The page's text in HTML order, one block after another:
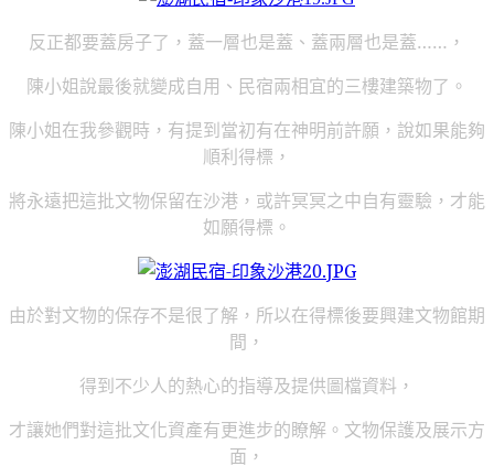
反正都要蓋房子了，蓋一層也是蓋、蓋兩層也是蓋……，
陳小姐說最後就變成自用、民宿兩相宜的三樓建築物了。
陳小姐在我參觀時，有提到當初有在神明前許願，說如果能夠
順利得標，
將永遠把這批文物保留在沙港，或許冥冥之中自有靈驗，才能
如願得標。
由於對文物的保存不是很了解，所以在得標後要興建文物館期
間，
得到不少人的熱心的指導及提供圖檔資料，
才讓她們對這批文化資產有更進步的瞭解。文物保護及展示方
面，